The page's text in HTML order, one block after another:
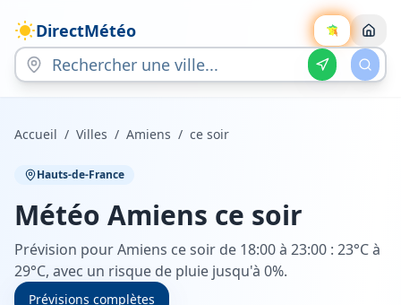
DirectMétéo
Accueil / Villes / Amiens / ce soir
Hauts-de-France
Météo Amiens ce soir
Prévision pour Amiens ce soir de 18:00 à 23:00 : 23°C à
29°C, avec un risque de pluie jusqu'à 0%.
Prévisions complètes